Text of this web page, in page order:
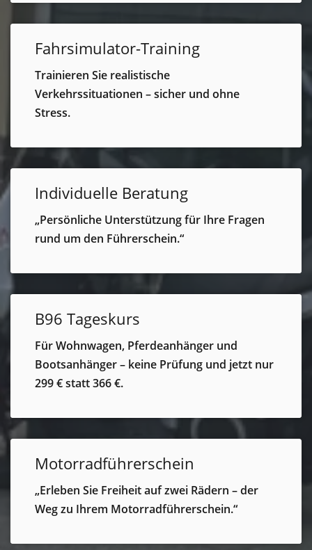
Fahrsimulator-Training
Trainieren Sie realistische
Verkehrssituationen – sicher und ohne
Stress.
Individuelle Beratung
„Persönliche Unterstützung für Ihre Fragen
rund um den Führerschein.“
B96 Tageskurs
Für Wohnwagen, Pferdeanhänger und
Bootsanhänger – keine Prüfung und jetzt nur
299 € statt 366 €.
Motorradführerschein
„Erleben Sie Freiheit auf zwei Rädern – der
Weg zu Ihrem Motorradführerschein.“